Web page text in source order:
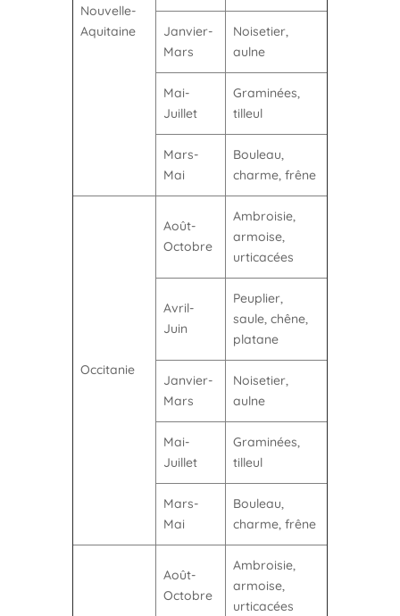
Nouvelle-
Aquitaine
Janvier-
Mars
Noisetier,
aulne
Mai-
Juillet
Graminées,
tilleul
Mars-
Mai
Bouleau,
charme, frêne
Occitanie
Août-
Octobre
Ambroisie,
armoise,
urticacées
Avril-
Juin
Peuplier,
saule, chêne,
platane
Janvier-
Mars
Noisetier,
aulne
Mai-
Juillet
Graminées,
tilleul
Mars-
Mai
Bouleau,
charme, frêne
Août-
Octobre
Ambroisie,
armoise,
urticacées